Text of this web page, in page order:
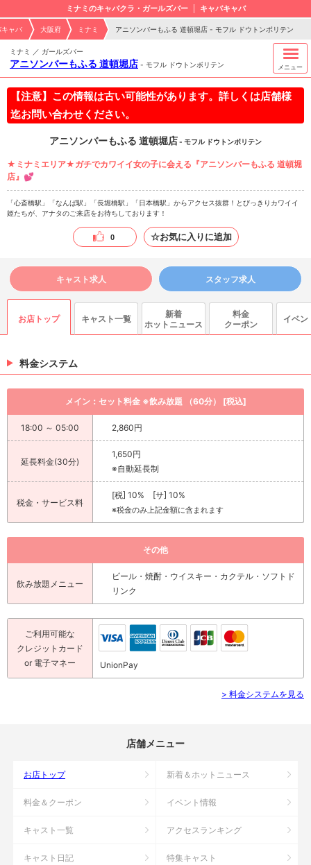
ミナミのキャバクラ・ガールズバー キャバキャバ
ャバ 大阪府 ミナミ アニソンバーもふる 道頓堀店 - モフル ドウトンボリテン
ミナミ ／ ガールズバー
アニソンバーもふる 道頓堀店 - モフル ドウトンボリテン メニュー
【注意】この情報は古い可能性があります。詳しくは店舗様
迄お問い合わせください。
アニソンバーもふる 道頓堀店- モフル ドウトンボリテン
★ミナミエリア★ガチでカワイイ女の子に会える『アニソンバーもふる 道頓堀
店』💕
「心斎橋駅」「なんば駅」「長堀橋駅」「日本橋駅」からアクセス抜群！とびっきりカワイイ
姫たちが、アナタのご来店をお待ちしております！
0 ☆お気に入りに追加
キャスト求人 スタッフ求人
お店トップ キャスト一覧
新着
ホットニュース
料金
クーポン
イベン
料金システム
メイン：セット料金 ※飲み放題 （60分） [税込]
18:00 ～ 05:00 2,860円
延長料金(30分)
1,650円
※自動延長制
税金・サービス料
[税] 10% [サ] 10%
※税金のみ上記金額に含まれます
その他
飲み放題メニュー
ビール・焼酎・ウイスキー・カクテル・ソフトド
リンク
ご利用可能な
クレジットカード
or 電子マネー
UnionPay
> 料金システムを見る
店舗メニュー
お店トップ 新着＆ホットニュース
料金＆クーポン イベント情報
キャスト一覧 アクセスランキング
キャスト日記 特集キャスト